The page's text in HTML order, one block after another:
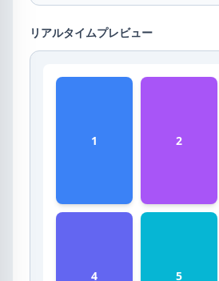
リアルタイムプレビュー
1 2
4 5